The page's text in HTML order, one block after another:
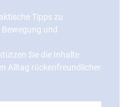
Tipps zu
und
Sie die Inhalte
Alltag rückenfreundlicher